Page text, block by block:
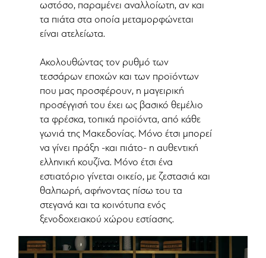
ωστόσο, παραμένει αναλλοίωτη, αν και
τα πιάτα στα οποία μεταμορφώνεται
είναι ατελείωτα.
Ακολουθώντας τον ρυθμό των
τεσσάρων εποχών και των προϊόντων
που μας προσφέρουν, η μαγειρική
προσέγγισή του έχει ως βασικό θεμέλιο
τα φρέσκα, τοπικά προϊόντα, από κάθε
γωνιά της Μακεδονίας. Μόνο έτσι μπορεί
να γίνει πράξη -και πιάτο- η αυθεντική
ελληνική κουζίνα. Μόνο έτσι ένα
εστιατόριο γίνεται οικείο, με ζεστασιά και
θαλπωρή, αφήνοντας πίσω του τα
στεγανά και τα κοινότυπα ενός
ξενοδοχειακού χώρου εστίασης.